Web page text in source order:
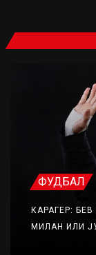
ФУДБАЛ
КАРАГЕР:
МИЛАН ИЛИ